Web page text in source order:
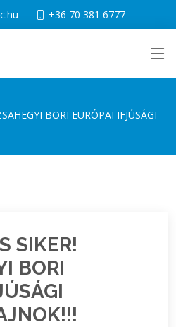
+36 70 381 6777
BORI EURÓPAI IFJÚSÁGI
SIKER!
BORI